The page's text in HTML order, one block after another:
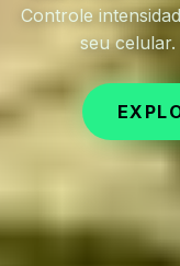
Controle
seu